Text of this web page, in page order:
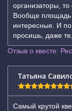
организаторы,
Вообще площадь
интересные. И
просишь, даже
Отзыв о квесте:
Татьяна
Самый крутой